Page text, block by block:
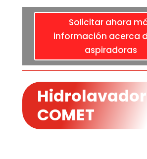
Solicitar ahora
información acerca
aspiradoras
COMET